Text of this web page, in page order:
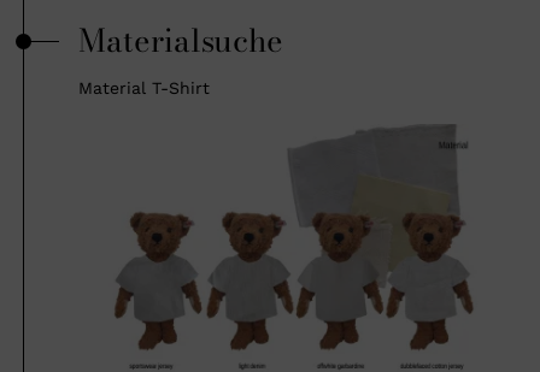
Materialsuche
Material T-Shirt